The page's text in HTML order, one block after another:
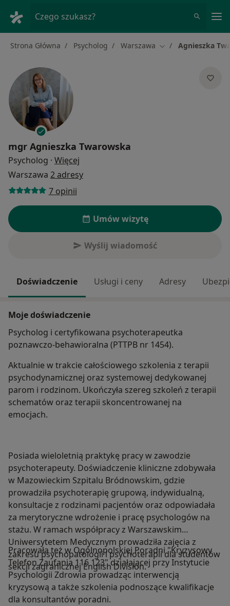
Czego szukasz?
Strona Główna Psycholog Warszawa Zmień miasto
Agnieszka
mgr Agnieszka Twarowska
Psycholog · Więcej
Warszawa 2 adresy
7 opinii
Umów wizytę
Wyślij wiadomość
Doświadczenie Usługi i ceny Adresy
Moje doświadczenie
Psycholog i certyfikowana psychoterapeutka
poznawczo-behawioralna (PTTPB nr 1454).
Aktualnie w trakcie całościowego szkolenia z terapii
psychodynamicznej oraz systemowej dedykowanej
parom i rodzinom. Ukończyła szereg szkoleń z terapii
schematów oraz terapii skoncentrowanej na
emocjach.
Posiada wieloletnią praktykę pracy w zawodzie
psychoterapeuty. Doświadczenie kliniczne zdobywała
w Mazowieckim Szpitalu Bródnowskim, gdzie
prowadziła psychoterapię grupową, indywidualną,
konsultacje z rodzinami pacjentów oraz odpowiadała
za merytoryczne wdrożenie i pracę psychologów na
stażu. W ramach współpracy z Warszawskim
Uniwersytetem Medycznym prowadziła zajęcia z
zakresu psychopatologii i psychoterapii dla studentów
sekcji zagranicznej English Division.
Pracowała też w Ogólnopolskiej Poradni "Kryzysowy
Telefon Zaufania 116 123" działającej przy Instytucie
Psychologii Zdrowia prowadząc interwencją
kryzysową a także szkolenia podnoszące kwalifikacje
dla konsultantów poradni.